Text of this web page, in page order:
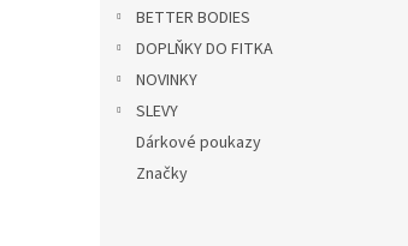
BETTER BODIES
DOPLŇKY DO FITKA
NOVINKY
SLEVY
Dárkové poukazy
Značky